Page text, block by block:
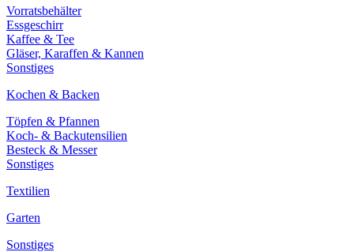
Vorratsbehälter
Essgeschirr
Kaffee & Tee
Gläser, Karaffen & Kannen
Sonstiges
Kochen & Backen
Töpfen & Pfannen
Koch- & Backutensilien
Besteck & Messer
Sonstiges
Textilien
Garten
Sonstiges